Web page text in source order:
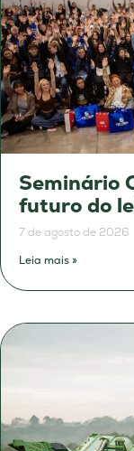
Seminário
futuro do
7 de agosto de 2026
Leia mais »